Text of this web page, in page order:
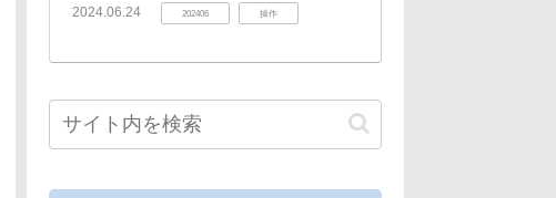
2024.06.24 202406 操作